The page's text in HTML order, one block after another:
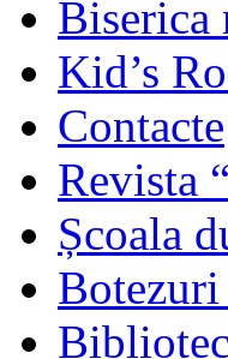
Biserica
Kid’s
Contacte
Revista
Școala